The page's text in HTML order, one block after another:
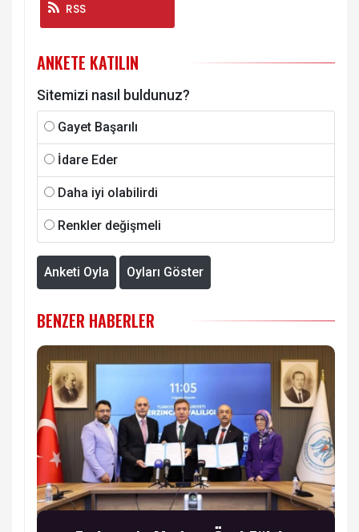
RSS
ANKETE KATILIN
Sitemizi nasıl buldunuz?
Gayet Başarılı
İdare Eder
Daha iyi olabilirdi
Renkler değişmeli
Anketi Oyla Oyları Göster
BENZER HABERLER